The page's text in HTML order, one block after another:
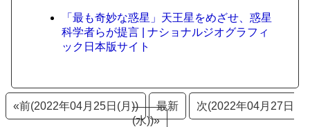
「最も奇妙な惑星」天王星をめざせ、惑星
科学者らが提言 | ナショナルジオグラフィ
ック日本版サイト
«前(2022年04月25日(月)) 最新
次(2022年04月27日
(水))»